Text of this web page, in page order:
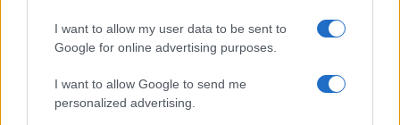
I want to allow my user data to be sent to
Google for online advertising purposes.
I want to allow Google to send me
personalized advertising.